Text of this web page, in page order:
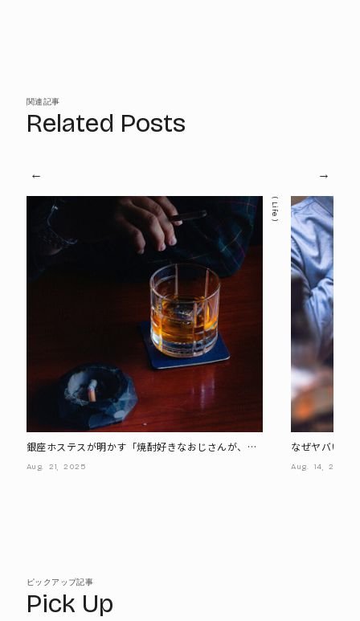
関連記事
Related Posts
Life
銀座ホステスが明かす「焼酎好きなおじさんが、あ
えてウイスキーボトルもキープ」理由とは?
Aug. 21, 2025
なぜヤバい"
のキャバクラ
Aug. 14, 2025
ピックアップ記事
Pick Up